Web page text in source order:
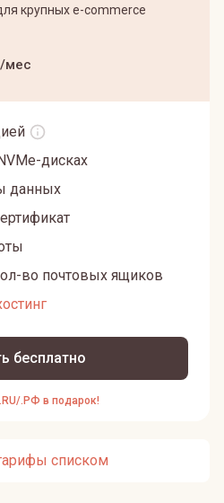
крупных e-commerce
/мес
дисках
данных
во почтовых ящиков
бесплатно
.РФ в подарок!
списком